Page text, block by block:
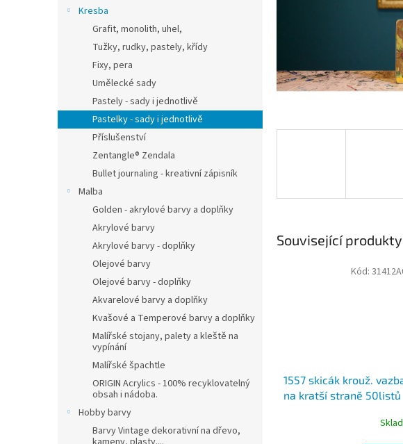
Kresba
Grafit, monolith, uhel,
Tužky, rudky, pastely, křídy
Fixy, pera
Umělecké sady
Pastely - sady i jednotlivě
Pastelky - sady i jednotlivě
Příslušenství
Zentangle® Zendala
Bullet journaling - kreativní zápisník
Malba
Golden - akrylové barvy a doplňky
Akrylové barvy
Akrylové barvy - doplňky
Olejové barvy
Olejové barvy - doplňky
Akvarelové barvy a doplňky
Kvašové a Temperové barvy a doplňky
Malířské stojany, palety a kleště na
vypínání
Malířské špachtle
ORIGIN Acrylics - 100% recyklovatelný
obsah i nádoba.
Hobby barvy
Barvy Vintage dekorativní na dřevo,
Související produkty
1557 skicák krouž.
na kratší straně 50listů
Kód: